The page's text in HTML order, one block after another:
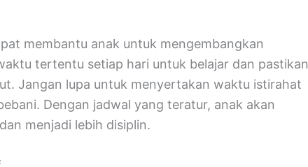
membantu anak untuk mengembangkan
tertentu setiap hari untuk belajar dan pastikan
Jangan lupa untuk menyertakan waktu istirahat
Dengan jadwal yang teratur, anak akan
menjadi lebih disiplin.